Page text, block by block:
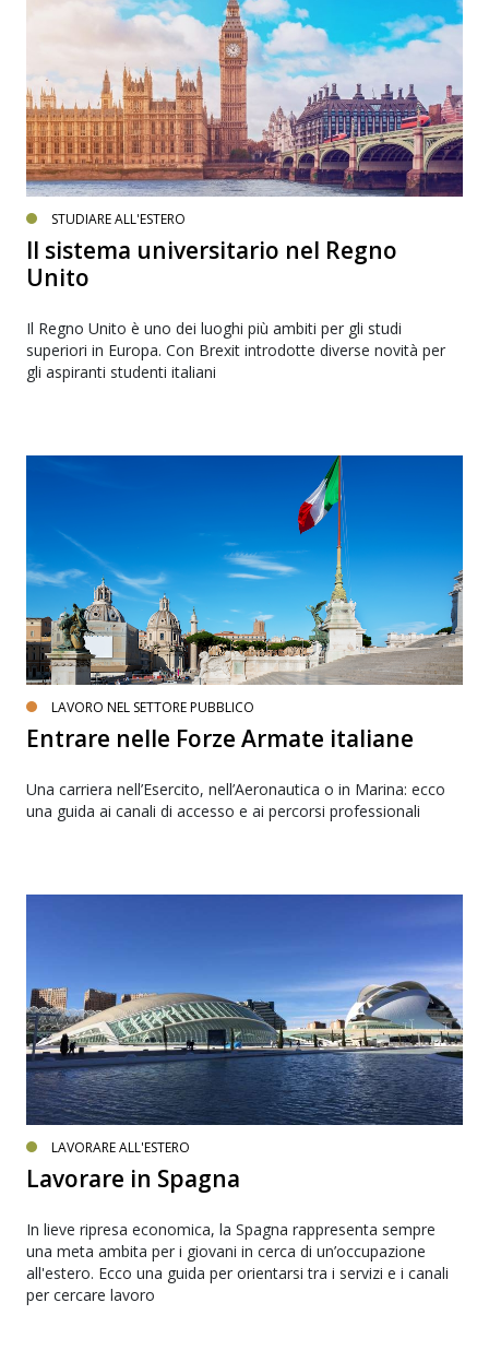
STUDIARE ALL'ESTERO
Il sistema universitario nel Regno
Unito
Il Regno Unito è uno dei luoghi più ambiti per gli studi
superiori in Europa. Con Brexit introdotte diverse novità per
gli aspiranti studenti italiani
LAVORO NEL SETTORE PUBBLICO
Entrare nelle Forze Armate italiane
Una carriera nell’Esercito, nell’Aeronautica o in Marina: ecco
una guida ai canali di accesso e ai percorsi professionali
LAVORARE ALL'ESTERO
Lavorare in Spagna
In lieve ripresa economica, la Spagna rappresenta sempre
una meta ambita per i giovani in cerca di un’occupazione
all'estero. Ecco una guida per orientarsi tra i servizi e i canali
per cercare lavoro